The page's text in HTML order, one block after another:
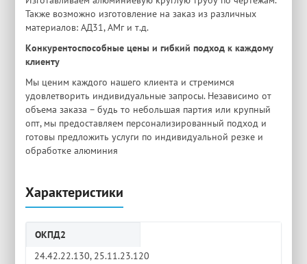
Также возможно изготовление на заказ из различных
материалов: АД31, АМг и т.д.
Конкурентоспособные цены и гибкий подход к каждому
клиенту
Мы ценим каждого нашего клиента и стремимся
удовлетворить индивидуальные запросы. Независимо от
объема заказа – будь то небольшая партия или крупный
опт, мы предоставляем персонализированный подход и
готовы предложить услуги по индивидуальной резке и
обработке алюминия
Характеристики
ОКПД2
24.42.22.130, 25.11.23.120